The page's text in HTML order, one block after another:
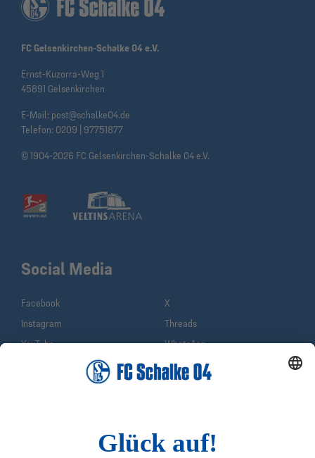
FC Gelsenkirchen-Schalke 04 e.V.
Ernst-Kuzorra-Weg 1
45891 Gelsenkirchen
E-Mail: post@schalke04.de
Telefon: 0209 | 97751877
© 1904-2026 FC Gelsenkirchen-Schalke 04 e.V.
Social Media
Facebook
X
Instagram
Threads
YouTube
WhatsApp
Sina Weibo